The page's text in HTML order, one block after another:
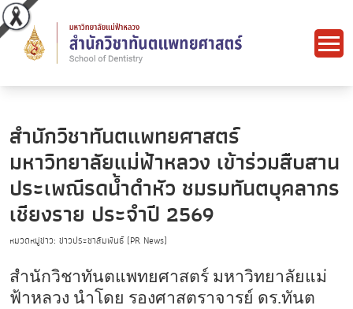
สำนักวิชาทันตแพทยศาสตร์
มหาวิทยาลัยแม่ฟ้าหลวง เข้าร่วมสืบสาน
ประเพณีรดน้ำดำหัว ชมรมทันตบุคลากร
เชียงราย ประจำปี 2569
หมวดหมู่ข่าว: ข่าวประชาสัมพันธ์ (PR News)
สำนักวิชาทันตแพทยศาสตร์ มหาวิทยาลัยแม่
ฟ้าหลวง นำโดย รองศาสตราจารย์ ดร.ทันต